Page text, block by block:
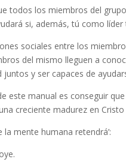
todos los miembros del
si, además, tú como
sociales entre los
del mismo lleguen a
y ser capaces de
este manual es conseguir
creciente madurez en
la mente humana retendrá’: